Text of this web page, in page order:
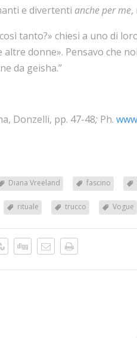
e divertenti anche per me,
tanto?» chiesi a uno di
donne». Pensavo che
da geisha.”
Donzelli, pp. 47-48; Ph.
Diana Vreeland fascino
rituale trucco Vogue